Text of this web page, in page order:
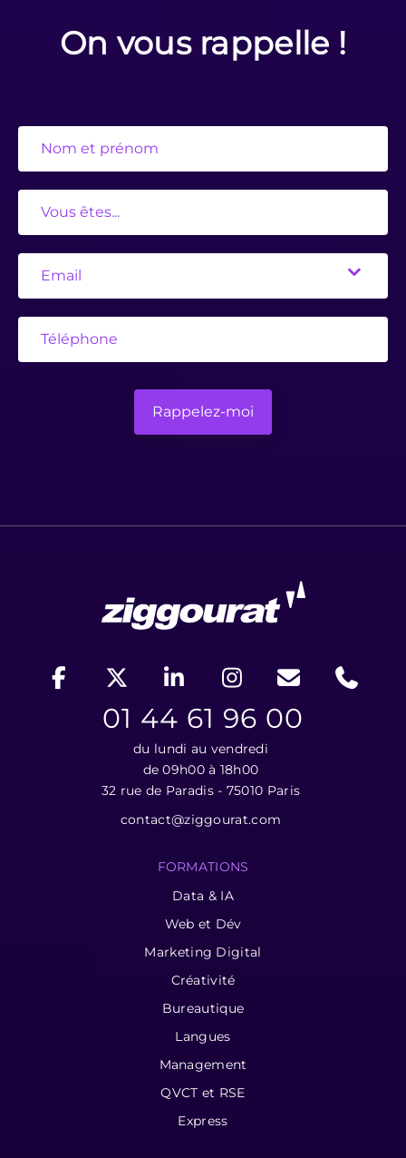
On vous rappelle !
01 44 61 96 00
du lundi au vendredi
de 09h00 à 18h00
32 rue de Paradis - 75010 Paris
contact@ziggourat.com
FORMATIONS
Data & IA
Web et Dév
Marketing Digital
Créativité
Bureautique
Langues
Management
QVCT et RSE
Express